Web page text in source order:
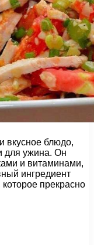
вкусное блюдо,
для ужина. Он
и витаминами,
ингредиент
прекрасно